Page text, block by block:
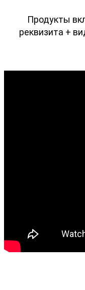
Продукты
реквизита +